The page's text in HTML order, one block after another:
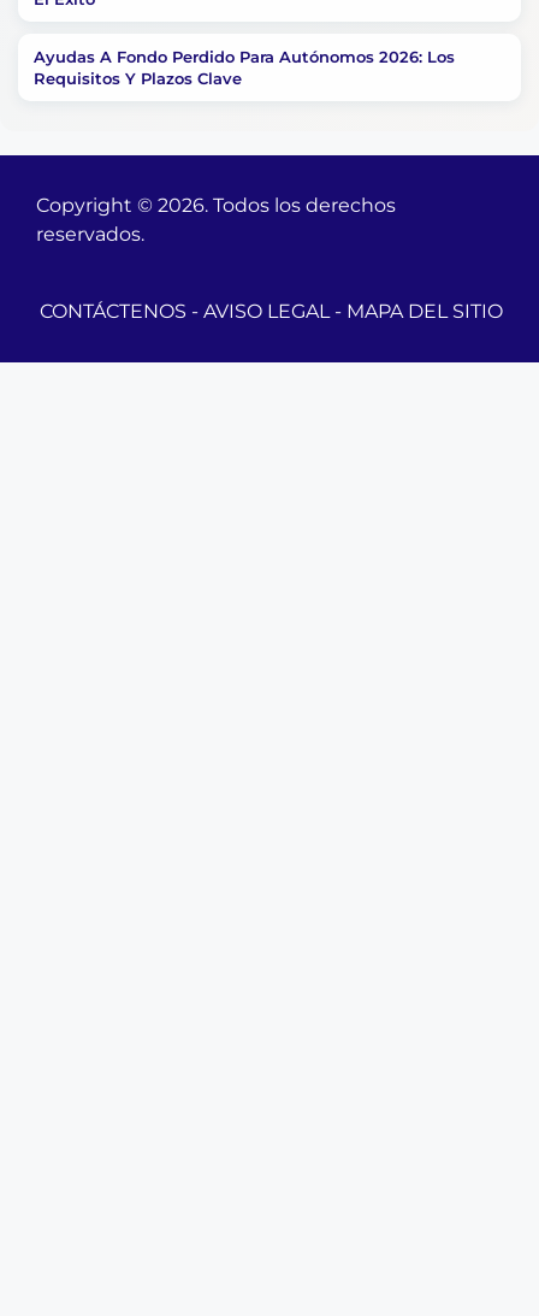
Ayudas A Fondo Perdido Para Autónomos 2026: Los
Requisitos Y Plazos Clave
Copyright © 2026. Todos los derechos
reservados.
CONTÁCTENOS - AVISO LEGAL- MAPA DEL SITIO